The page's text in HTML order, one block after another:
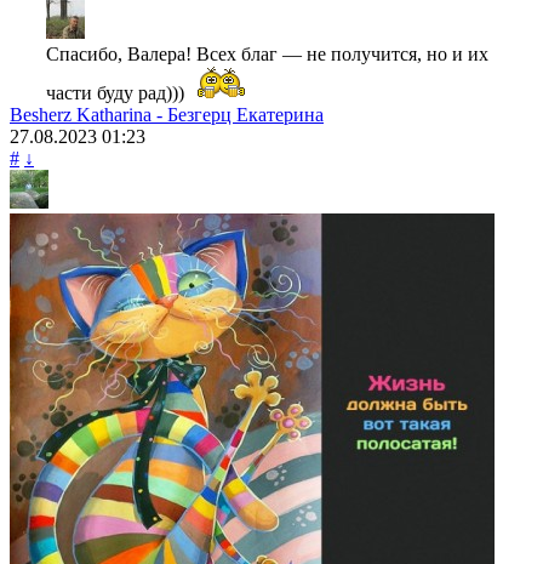
Спасибо, Валера! Всех благ — не получится, но и их
части буду рад)))
Besherz Katharina - Безгерц Екатерина
27.08.2023 01:23
# ↓